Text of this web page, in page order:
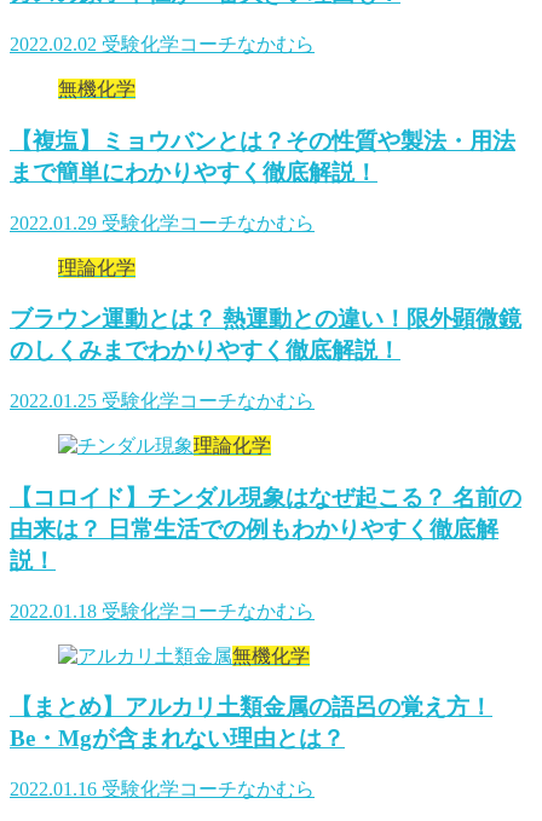
2022.02.02 受験化学コーチなかむら
無機化学
【複塩】ミョウバンとは？その性質や製法・用法
まで簡単にわかりやすく徹底解説！
2022.01.29 受験化学コーチなかむら
理論化学
ブラウン運動とは？ 熱運動との違い！限外顕微鏡
のしくみまでわかりやすく徹底解説！
2022.01.25 受験化学コーチなかむら
理論化学
【コロイド】チンダル現象はなぜ起こる？ 名前の
由来は？ 日常生活での例もわかりやすく徹底解
説！
2022.01.18 受験化学コーチなかむら
無機化学
【まとめ】アルカリ土類金属の語呂の覚え方！
Be・Mgが含まれない理由とは？
2022.01.16 受験化学コーチなかむら